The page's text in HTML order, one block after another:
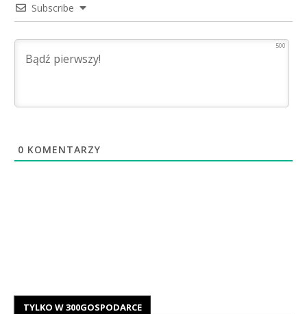
Subscribe
500
0 KOMENTARZY
TYLKO W 300GOSPODARCE